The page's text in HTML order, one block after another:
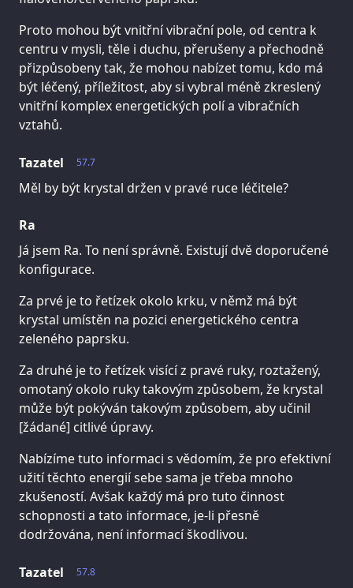
Proto mohou být vnitřní vibrační pole, od centra k
centru v mysli, těle i duchu, přerušeny a přechodně
přizpůsobeny tak, že mohou nabízet tomu, kdo má
být léčený, příležitost, aby si vybral méně zkreslený
vnitřní komplex energetických polí a vibračních
vztahů.
57.7
Tazatel
Měl by být krystal držen v pravé ruce léčitele?
Ra
Já jsem Ra. To není správně. Existují dvě doporučené
konfigurace.
Za prvé je to řetízek okolo krku, v němž má být
krystal umístěn na pozici energetického centra
zeleného paprsku.
Za druhé je to řetízek visící z pravé ruky, roztažený,
omotaný okolo ruky takovým způsobem, že krystal
může být pokýván takovým způsobem, aby učinil
[žádané] citlivé úpravy.
Nabízíme tuto informaci s vědomím, že pro efektivní
užití těchto energií sebe sama je třeba mnoho
zkušeností. Avšak každý má pro tuto činnost
schopnosti a tato informace, je-li přesně
dodržována, není informací škodlivou.
57.8
Tazatel